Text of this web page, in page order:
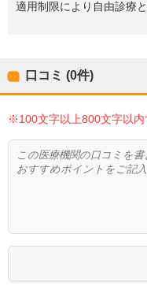
適用制限により自由診療
口コミ (0件)
※100文字以上800文字以内